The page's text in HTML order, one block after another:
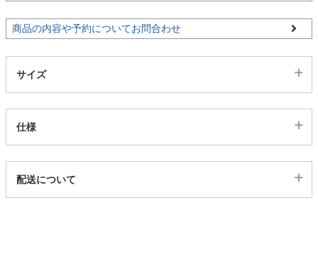
インテリア雑貨
ガーデン
商品の内容や予約についてお問合わせ
サイズ
仕様
4200145
配送について